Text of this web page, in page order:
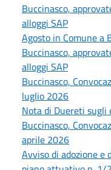
Buccinasco,
alloggi SAP
Agosto in Comune a
Buccinasco,
alloggi SAP
Buccinasco,
luglio 2026
Nota di Duereti sugli
Buccinasco,
aprile 2026
Avviso di adozione